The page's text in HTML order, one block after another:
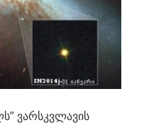
ვარსკვლავის